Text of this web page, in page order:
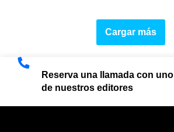
Cargar más
Reserva una llamada con uno
de nuestros editores